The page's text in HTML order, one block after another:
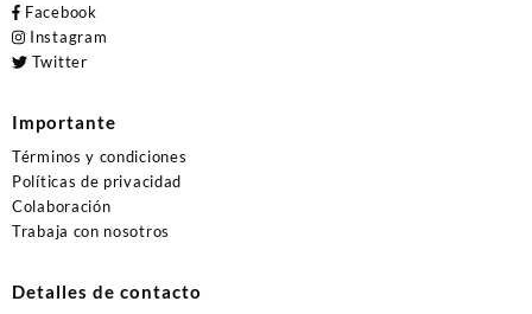
Facebook
Instagram
Twitter
Importante
Términos y condiciones
Políticas de privacidad
Colaboración
Trabaja con nosotros
Detalles de contacto